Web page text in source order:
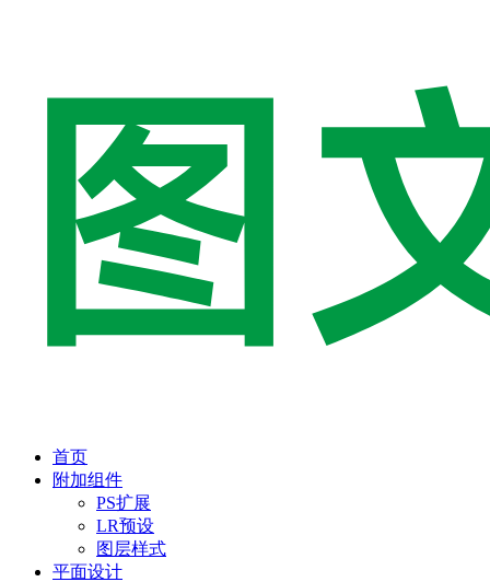
首页
附加组件
PS扩展
LR预设
图层样式
平面设计